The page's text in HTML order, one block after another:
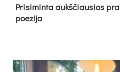
Pri­si­min­ta aukš­čiau­sios
poe­zi­ja